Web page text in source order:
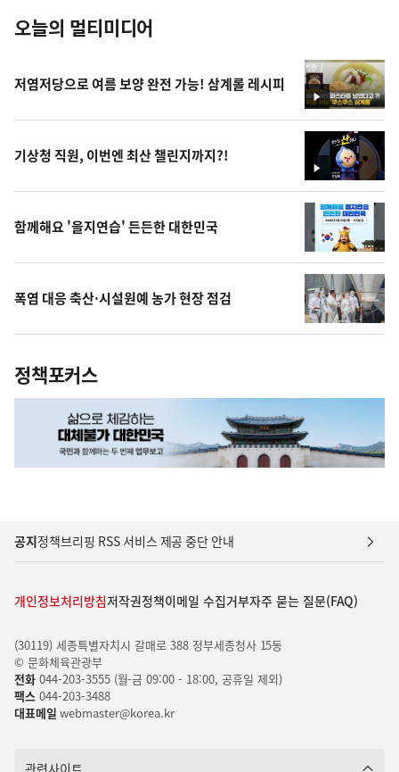
오늘의 멀티미디어
영
상
저염저당으로 여름 보양 완전 가능! 삼계롤 레시피
영
상
기상청 직원, 이번엔 최산 챌린지까지?!
함께해요 '을지연습' 든든한 대한민국
폭염 대응 축산·시설원예 농가 현장 점검
정책포커스
공지정책브리핑 RSS 서비스 제공 중단 안내
개인정보처리방침저작권정책이메일 수집거부자주 묻는 질문(FAQ)
(30119) 세종특별자치시 갈매로 388 정부세종청사 15동
© 문화체육관광부
전화044-203-3555 (월-금 09:00 - 18:00, 공휴일 제외)
팩스044-203-3488
대표메일 webmaster@korea.kr
관련사이트